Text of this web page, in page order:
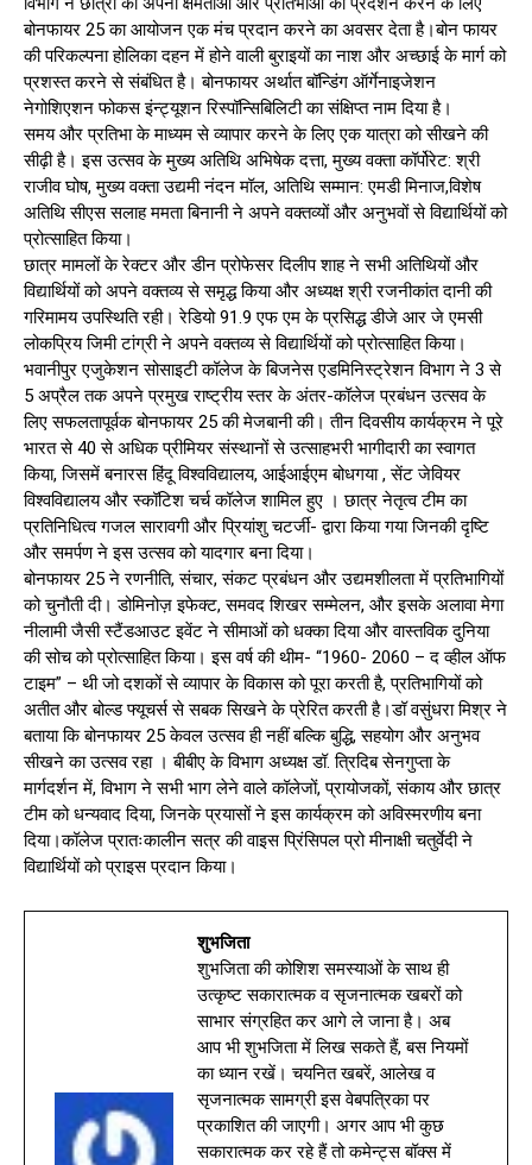
बोनफायर 25 का आयोजन एक मंच प्रदान करने का अवसर देता है।बोन फायर
की परिकल्पना होलिका दहन में होने वाली बुराइयों का नाश और अच्छाई के मार्ग को
प्रशस्त करने से संबंधित है। बोनफायर अर्थात बॉन्डिंग ऑर्गेनाइजेशन
नेगोशिएशन फोकस इंन्ट्यूशन रिस्पॉन्सिबिलिटी का संक्षिप्त नाम दिया है।
समय और प्रतिभा के माध्यम से व्यापार करने के लिए एक यात्रा को सीखने की
सीढ़ी है। इस उत्सव के मुख्य अतिथि अभिषेक दत्ता, मुख्य वक्ता कॉर्पोरेट: श्री
राजीव घोष, मुख्य वक्ता उद्यमी नंदन मॉल, अतिथि सम्मान: एमडी मिनाज,विशेष
अतिथि सीएस सलाह ममता बिनानी ने अपने वक्तव्यों और अनुभवों से विद्यार्थियों को
प्रोत्साहित किया।
छात्र मामलों के रेक्टर और डीन प्रोफेसर दिलीप शाह ने सभी अतिथियों और
विद्यार्थियों को अपने वक्तव्य से समृद्ध किया और अध्यक्ष श्री रजनीकांत दानी की
गरिमामय उपस्थिति रही। रेडियो 91.9 एफ एम के प्रसिद्ध डीजे आर जे एमसी
लोकप्रिय जिमी टांग्री ने अपने वक्तव्य से विद्यार्थियों को प्रोत्साहित किया।
भवानीपुर एजुकेशन सोसाइटी कॉलेज के बिजनेस एडमिनिस्ट्रेशन विभाग ने 3 से
5 अप्रैल तक अपने प्रमुख राष्ट्रीय स्तर के अंतर-कॉलेज प्रबंधन उत्सव के
लिए सफलतापूर्वक बोनफायर 25 की मेजबानी की। तीन दिवसीय कार्यक्रम ने पूरे
भारत से 40 से अधिक प्रीमियर संस्थानों से उत्साहभरी भागीदारी का स्वागत
किया, जिसमें बनारस हिंदू विश्वविद्यालय, आईआईएम बोधगया , सेंट जेवियर
विश्वविद्यालय और स्कॉटिश चर्च कॉलेज शामिल हुए । छात्र नेतृत्व टीम का
प्रतिनिधित्व गजल सारावगी और प्रियांशु चटर्जी- द्वारा किया गया जिनकी दृष्टि
और समर्पण ने इस उत्सव को यादगार बना दिया।
बोनफायर 25 ने रणनीति, संचार, संकट प्रबंधन और उद्यमशीलता में प्रतिभागियों
को चुनौती दी। डोमिनोज़ इफेक्ट, समवद शिखर सम्मेलन, और इसके अलावा मेगा
नीलामी जैसी स्टैंडआउट इवेंट ने सीमाओं को धक्का दिया और वास्तविक दुनिया
की सोच को प्रोत्साहित किया। इस वर्ष की थीम- “1960- 2060 – द व्हील ऑफ
टाइम” – थी जो दशकों से व्यापार के विकास को पूरा करती है, प्रतिभागियों को
अतीत और बोल्ड फ्यूचर्स से सबक सिखने के प्रेरित करती है।डॉ वसुंधरा मिश्र ने
बताया कि बोनफायर 25 केवल उत्सव ही नहीं बल्कि बुद्धि, सहयोग और अनुभव
सीखने का उत्सव रहा । बीबीए के विभाग अध्यक्ष डॉ. त्रिदिब सेनगुप्ता के
मार्गदर्शन में, विभाग ने सभी भाग लेने वाले कॉलेजों, प्रायोजकों, संकाय और छात्र
टीम को धन्यवाद दिया, जिनके प्रयासों ने इस कार्यक्रम को अविस्मरणीय बना
दिया।कॉलेज प्रातःकालीन सत्र की वाइस प्रिंसिपल प्रो मीनाक्षी चतुर्वेदी ने
विद्यार्थियों को प्राइस प्रदान किया।
शुभजिता
शुभजिता की कोशिश समस्याओं के साथ ही
उत्कृष्ट सकारात्मक व सृजनात्मक खबरों को
साभार संग्रहित कर आगे ले जाना है। अब
आप भी शुभजिता में लिख सकते हैं, बस नियमों
का ध्यान रखें। चयनित खबरें, आलेख व
सृजनात्मक सामग्री इस वेबपत्रिका पर
प्रकाशित की जाएगी। अगर आप भी कुछ
सकारात्मक कर रहे हैं तो कमेन्ट्स बॉक्स में